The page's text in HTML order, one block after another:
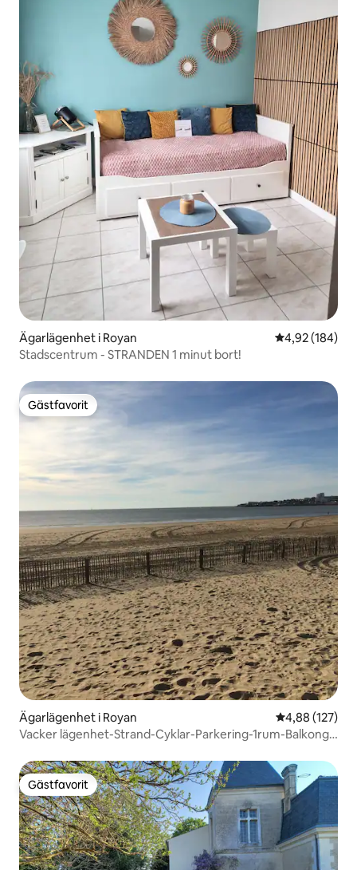
Ägarlägenhet i Royan 4,92 av 5 i
4,92 (184)
Stadscentrum - STRANDEN 1 minut bort!
Gästfavorit
Gästfavorit
Ägarlägenhet i Royan 4,88 av 5 i
4,88 (127)
Vacker lägenhet-Strand-Cyklar-Parkering-1rum-Balkong-
Gästfavorit
Gästfavorit